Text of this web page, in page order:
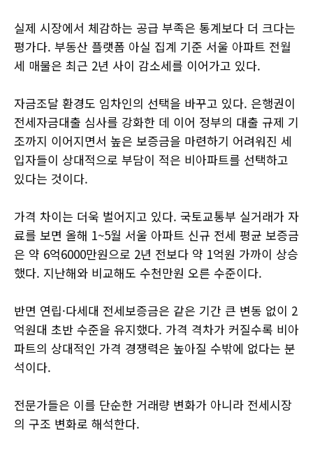
실제 시장에서 체감하는 공급 부족은 통계보다 더 크다는
평가다. 부동산 플랫폼 아실 집계 기준 서울 아파트 전월
세 매물은 최근 2년 사이 감소세를 이어가고 있다.
자금조달 환경도 임차인의 선택을 바꾸고 있다. 은행권이
전세자금대출 심사를 강화한 데 이어 정부의 대출 규제 기
조까지 이어지면서 높은 보증금을 마련하기 어려워진 세
입자들이 상대적으로 부담이 적은 비아파트를 선택하고
있다는 것이다.
가격 차이는 더욱 벌어지고 있다. 국토교통부 실거래가 자
료를 보면 올해 1~5월 서울 아파트 신규 전세 평균 보증금
은 약 6억6000만원으로 2년 전보다 약 1억원 가까이 상승
했다. 지난해와 비교해도 수천만원 오른 수준이다.
반면 연립·다세대 전세보증금은 같은 기간 큰 변동 없이 2
억원대 초반 수준을 유지했다. 가격 격차가 커질수록 비아
파트의 상대적인 가격 경쟁력은 높아질 수밖에 없다는 분
석이다.
전문가들은 이를 단순한 거래량 변화가 아니라 전세시장
의 구조 변화로 해석한다.